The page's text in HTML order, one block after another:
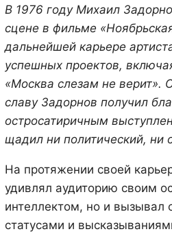
В 1976 году Михаил
сцене в фильме
дальнейшей карьере
успешных проектов,
«Москва слезам не верит».
славу Задорнов получил
остросатиричным
щадил ни политический, ни
На протяжении своей
удивлял аудиторию своим
интеллектом, но и вызывал
статусами и